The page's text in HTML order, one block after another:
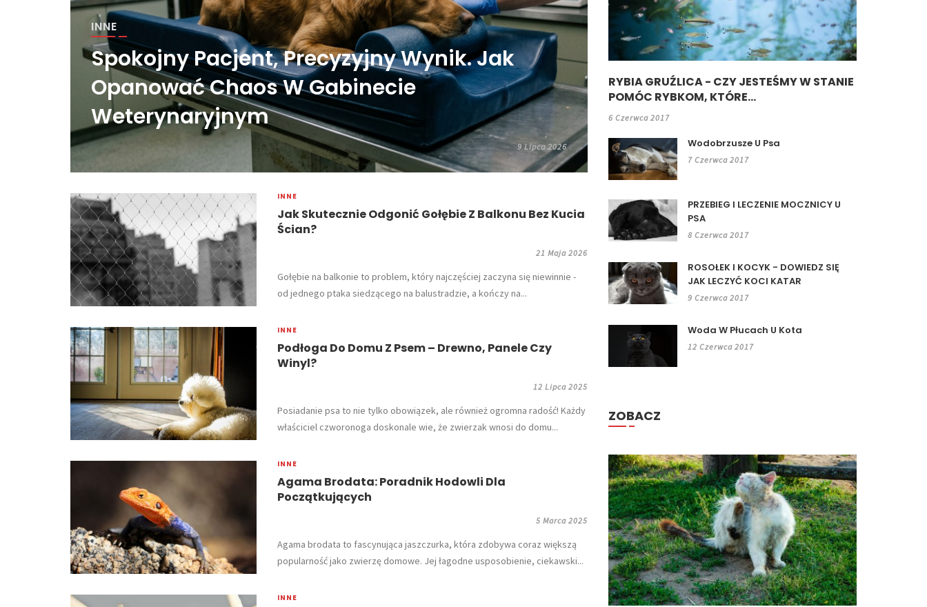
INNE
Spokojny Pacjent, Precyzyjny Wynik. Jak
Opanować Chaos W Gabinecie
Weterynaryjnym
9 Lipca 2026
INNE
Jak Skutecznie Odgonić Gołębie Z Balkonu Bez Kucia
Ścian?
21 Maja 2026
​Gołębie na balkonie to problem, który najczęściej zaczyna się niewinnie -
od jednego ptaka siedzącego na balustradzie, a kończy na...
INNE
Podłoga Do Domu Z Psem – Drewno, Panele Czy
Winyl?
12 Lipca 2025
Posiadanie psa to nie tylko obowiązek, ale również ogromna radość! Każdy
właściciel czworonoga doskonale wie, że zwierzak wnosi do domu...
INNE
Agama Brodata: Poradnik Hodowli Dla
Początkujących
5 Marca 2025
​Agama brodata to fascynująca jaszczurka, która zdobywa coraz większą
popularność jako zwierzę domowe. Jej łagodne usposobienie, ciekawski...
INNE
RYBIA GRUŹLICA - CZY JESTEŚMY W STANIE
POMÓC RYBKOM, KTÓRE...
6 Czerwca 2017
Wodobrzusze U Psa
7 Czerwca 2017
PRZEBIEG I LECZENIE MOCZNICY U
PSA
8 Czerwca 2017
ROSOŁEK I KOCYK - DOWIEDZ SIĘ
JAK LECZYĆ KOCI KATAR
9 Czerwca 2017
Woda W Płucach U Kota
12 Czerwca 2017
ZOBACZ